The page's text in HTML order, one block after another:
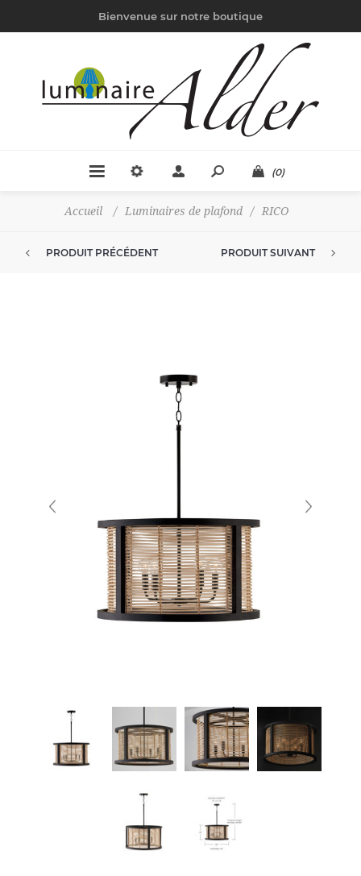
Bienvenue sur notre boutique
(0)
Accueil / Luminaires de plafond / RICO
PRODUIT PRÉCÉDENT PRODUIT SUIVANT